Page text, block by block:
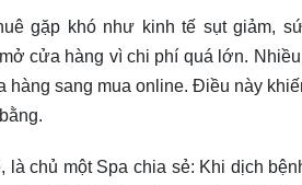
gặp khó như kinh tế sụt giảm,
cửa hàng vì chi phí quá lớn.
hàng sang mua online. Điều này
chủ một Spa chia sẻ: Khi dịch